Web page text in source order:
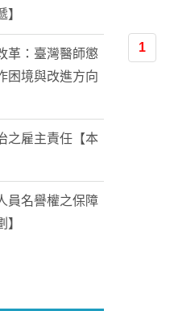
1
革：臺灣醫師懲
困境與改進方向
之雇主責任【本
員名譽權之保障